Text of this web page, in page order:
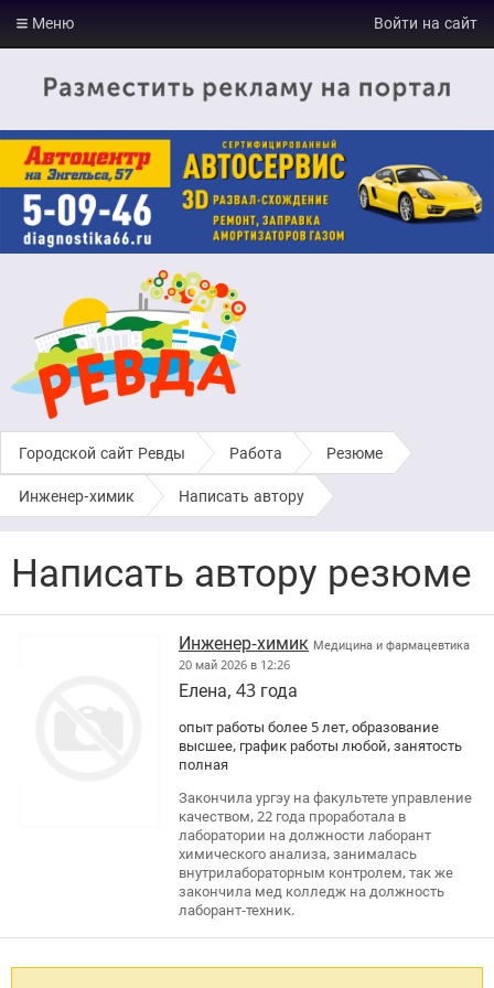
Городской сайт Ревды › Работа › Резюме
Инженер-химик › Написать автору
Написать автору резюме
Инженер-химик Медицина и фармацевтика
20 май 2026 в 12:26
Елена, 43 года
опыт работы более 5 лет, образование
высшее, график работы любой, занятость
полная
Закончила ургэу на факультете управление
качеством, 22 года проработала в
лаборатории на должности лаборант
химического анализа, занималась
внутрилабораторным контролем, так же
закончила мед колледж на должность
лаборант-техник.
Войти на сайт
Меню